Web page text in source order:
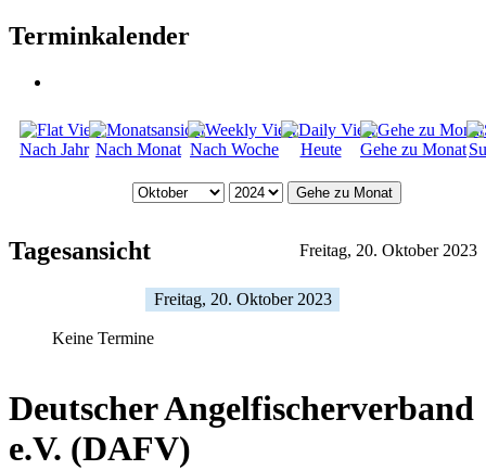
Terminkalender
Nach Jahr Nach Monat Nach Woche Heute Gehe zu Monat
Gehe zu Monat
Tagesansicht Freitag, 20. Oktober 2023
Freitag, 20. Oktober 2023
Keine Termine
Deutscher Angelfischerverband
e.V. (DAFV)